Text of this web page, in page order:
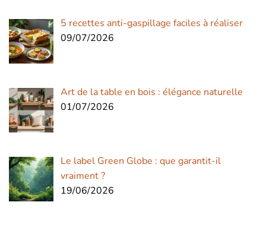
5 recettes anti-gaspillage faciles à réaliser
09/07/2026
Art de la table en bois : élégance naturelle
01/07/2026
Le label Green Globe : que garantit-il
vraiment ?
19/06/2026